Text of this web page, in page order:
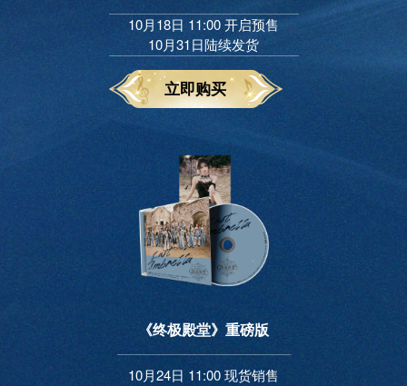
10月18日 11:00 开启预售
10月31日陆续发货
立即购买
《终极殿堂》重磅版
10月24日 11:00 现货销售